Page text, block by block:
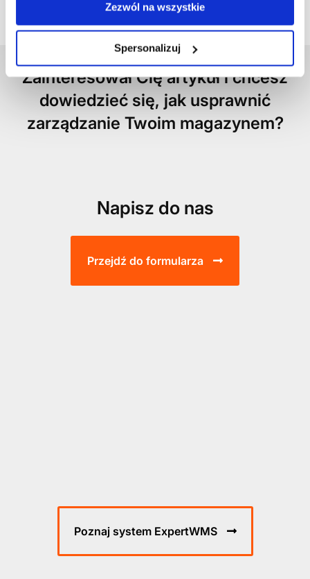
Zezwól na wszystkie
Spersonalizuj
przeprowadzonych projektach.
Zainteresował Cię artykuł i chcesz
dowiedzieć się, jak usprawnić
zarządzanie Twoim magazynem?
Napisz do nas
Przejdź do formularza
Poznaj system ExpertWMS